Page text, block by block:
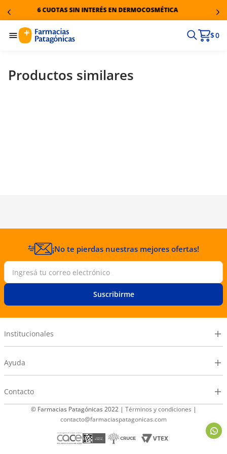
6 CUOTAS SIN INTERÉS EN DERMOCOSMÉTICA
$ 0
Productos similares
¡No te pierdas nuestras mejores ofertas!
Suscribirme
Institucionales
Ayuda
Contacto
© Farmacias Patagónicas 2022 | Términos y condiciones |
contacto@farmaciaspatagonicas.com